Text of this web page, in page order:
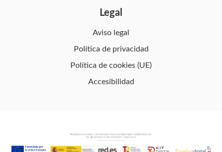
Legal
Aviso legal
Política de privacidad
Política de cookies (UE)
Accesibilidad